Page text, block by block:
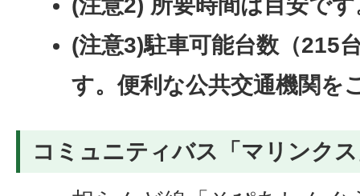
(注意2) 所要時間は目安です
(注意3)駐車可能台数（215
す。便利な公共交通機関を
コミュニティバス「マリンク